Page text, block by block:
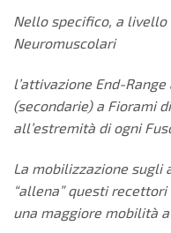
Nello specifico, a livello
Neuromuscolari
l’attivazione End-
(secondarie) a Fiorami
all’estremità di ogni
La mobilizzazione sugli
“allena” questi recettori
una maggiore mobilità a